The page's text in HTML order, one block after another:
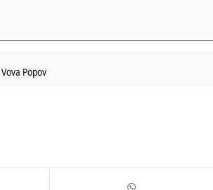
Vova Popov